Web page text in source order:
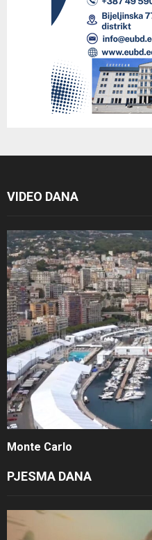
VIDEO DANA
Monte Carlo
PJESMA DANA